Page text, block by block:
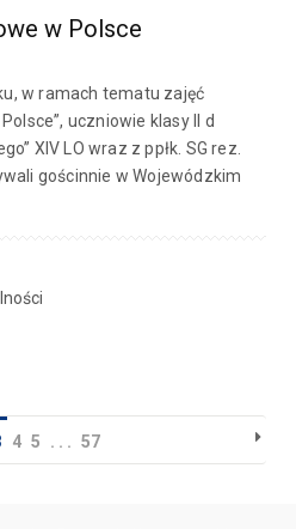
w Polsce
w ramach tematu zajęć
uczniowie klasy II d
XIV LO wraz z ppłk. SG rez.
gościnnie w Wojewódzkim
4 5 . . . 57